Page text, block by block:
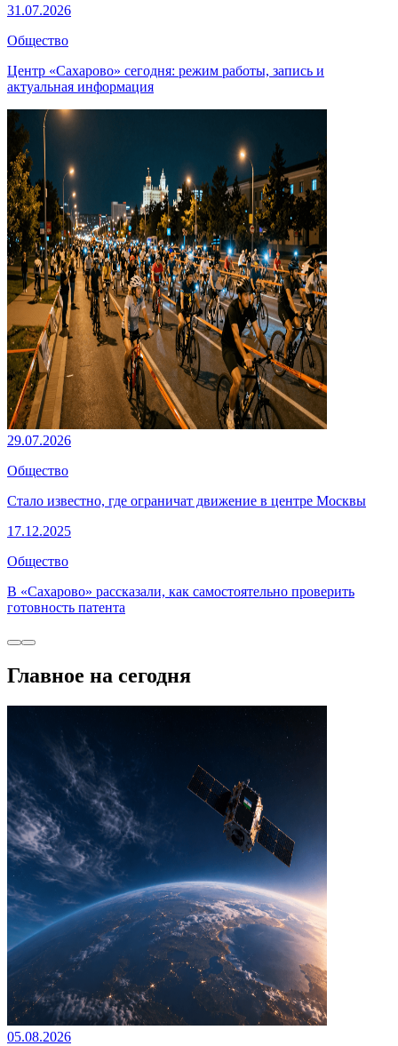
31.07.2026
Общество
Центр «Сахарово» сегодня: режим работы, запись и
актуальная информация
29.07.2026
Общество
Стало известно, где ограничат движение в центре Москвы
17.12.2025
Общество
В «Сахарово» рассказали, как самостоятельно проверить
готовность патента
Главное на сегодня
05.08.2026